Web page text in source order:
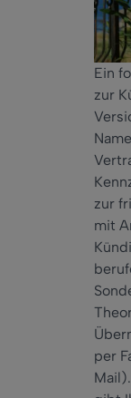
Ein
zur
zur
mit
per